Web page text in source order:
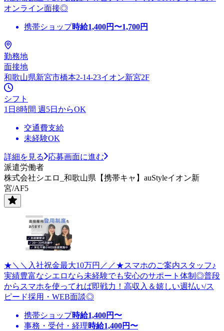
オンライン面接◎
携帯ショップ時給1,400円〜1,700円
勤務地
面接地
和歌山県新宮市橋本2-14-23イオン新宮2F
シフト
1日8時間 週5日からOK
交通費支給
未経験OK
詳細を見る
応募画面に進む
派遣労働者
株式会社シエロ_和歌山県【携帯キャ】auStyleイオン新
宮/AF5
★＼＼入社祝金最大10万円／／★スマホのご案内スタッフ♪
実績豊富なシエロなら未経験でも安心のサポート体制◎普段
からスマホを使ってれば即戦力！高収入＆嬉しい週払い/ス
ピード採用・WEB面談◎
携帯ショップ時給1,400円〜
事務・受付・経理時給1,400円〜